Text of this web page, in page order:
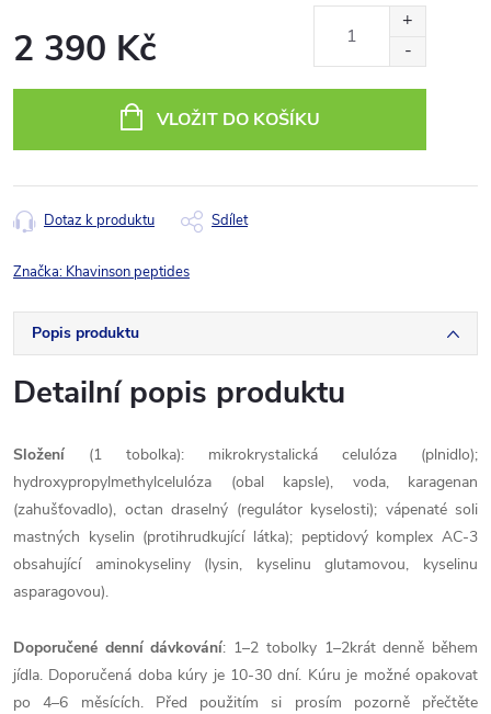
2 390 Kč
VLOŽIT DO KOŠÍKU
Dotaz k produktu Sdílet
Značka: Khavinson peptides
Popis produktu
Detailní popis produktu
Složení (1 tobolka): mikrokrystalická celulóza (plnidlo);
hydroxypropylmethylcelulóza (obal kapsle), voda, karagenan
(zahušťovadlo), octan draselný (regulátor kyselosti); vápenaté soli
mastných kyselin (protihrudkující látka); peptidový komplex AC-3
obsahující aminokyseliny (lysin, kyselinu glutamovou, kyselinu
asparagovou).
Doporučené dennídávkování: 1–2 tobolky 1–2krát denně během
jídla. Doporučená doba kúry je 10-30 dní. Kúru je možné opakovat
po 4–6 měsících. Před použitím si prosím pozorně přečtěte